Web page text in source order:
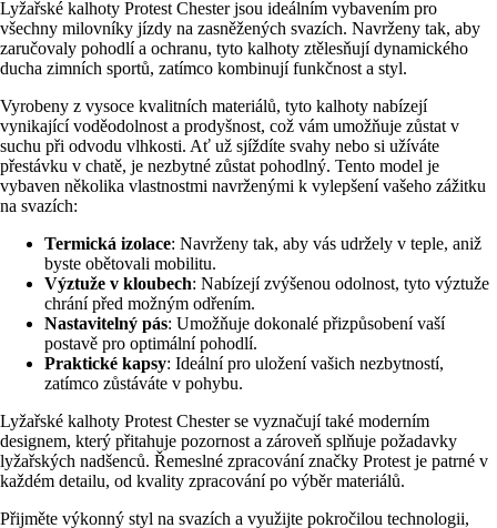
Lyžařské kalhoty Protest Chester jsou ideálním vybavením pro
všechny milovníky jízdy na zasněžených svazích. Navrženy tak, aby
zaručovaly pohodlí a ochranu, tyto kalhoty ztělesňují dynamického
ducha zimních sportů, zatímco kombinují funkčnost a styl.
Vyrobeny z vysoce kvalitních materiálů, tyto kalhoty nabízejí
vynikající voděodolnost a prodyšnost, což vám umožňuje zůstat v
suchu při odvodu vlhkosti. Ať už sjíždíte svahy nebo si užíváte
přestávku v chatě, je nezbytné zůstat pohodlný. Tento model je
vybaven několika vlastnostmi navrženými k vylepšení vašeho zážitku
na svazích:
Termická izolace: Navrženy tak, aby vás udržely v teple, aniž
byste obětovali mobilitu.
Výztuže v kloubech: Nabízejí zvýšenou odolnost, tyto výztuže
chrání před možným odřením.
Nastavitelný pás: Umožňuje dokonalé přizpůsobení vaší
postavě pro optimální pohodlí.
Praktické kapsy: Ideální pro uložení vašich nezbytností,
zatímco zůstáváte v pohybu.
Lyžařské kalhoty Protest Chester se vyznačují také moderním
designem, který přitahuje pozornost a zároveň splňuje požadavky
lyžařských nadšenců. Řemeslné zpracování značky Protest je patrné v
každém detailu, od kvality zpracování po výběr materiálů.
Přijměte výkonný styl na svazích a využijte pokročilou technologii,